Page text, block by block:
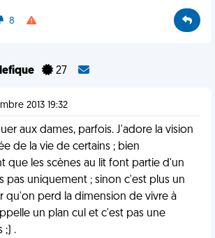
8
27
2013 19:32
aux dames, parfois. J'adore la vision
de la vie de certains ; bien
que les scènes au lit font partie d'un
pas uniquement ; sinon c'est plus un
qu'on perd la dimension de vivre à
un plan cul et c'est pas une
;) .